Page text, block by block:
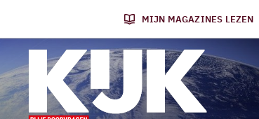
MIJN MAGAZINES LEZEN